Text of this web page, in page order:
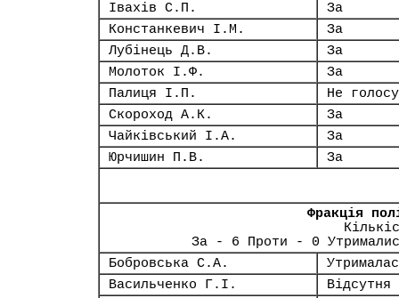
Івахів С.П.
За
Констанкевич І.М.
За
Лубінець Д.В.
За
Молоток І.Ф.
За
Палиця І.П.
Не
Скороход А.К.
За
Чайківський І.А.
За
Юрчишин П.В.
За
Фракція
За - 6 Проти - 0
Бобровська С.А.
Васильченко Г.І.
Відсутня